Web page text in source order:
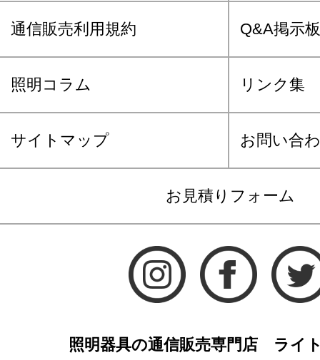
通信販売利用規約 Q&A掲示板
照明コラム リンク集
サイトマップ お問い合
お見積りフォーム
照明器具の通信販売専門店 ライ